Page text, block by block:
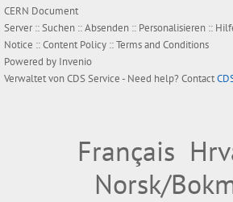
CERN Document
Server ::Suchen ::Absenden :: Personalisieren ::
Notice ::Content Policy ::Terms and Conditions
Powered by Invenio
Verwaltet vonCDS Service- Need help? Contact
Français
Norsk/